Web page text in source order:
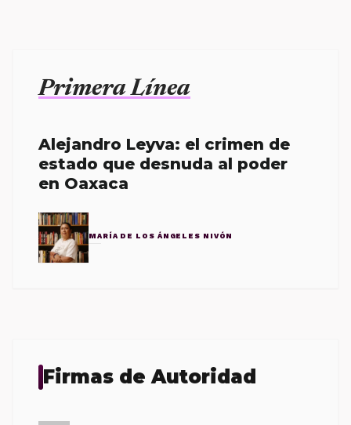
Primera Línea
Alejandro Leyva: el crimen de
estado que desnuda al poder
en Oaxaca
MARÍA DE LOS ÁNGELES NIVÓN
Firmas de Autoridad